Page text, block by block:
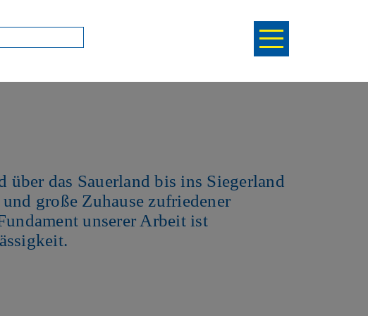
das Sauerland bis ins Siegerland
große Zuhause zufriedener
unserer Arbeit ist